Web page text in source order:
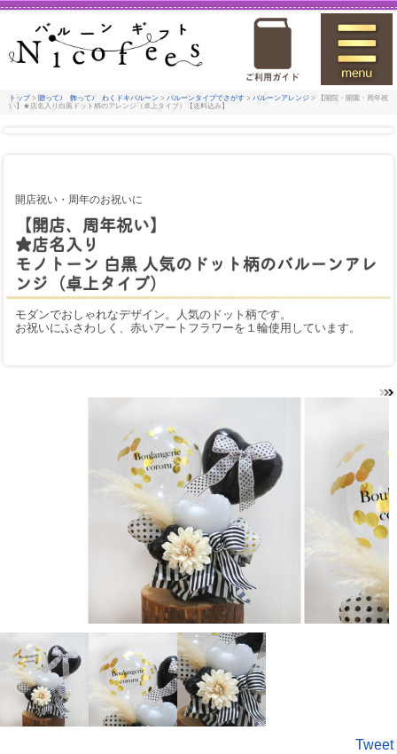
トップ > 贈って♪ 飾って♪ わくドキバルーン > バルーンタイプでさがす > バルーンアレンジ > 【開院・開園・周年祝
い】★店名入り白黒ドット柄のアレンジ（卓上タイプ）【送料込み】
開店祝い・周年のお祝いに
【開店、周年祝い】
★店名入り
モノトーン 白黒 人気のドット柄のバルーンアレ
ンジ（卓上タイプ）
モダンでおしゃれなデザイン。人気のドット柄です。
お祝いにふさわしく、赤いアートフラワーを１輪使用しています。
Tweet